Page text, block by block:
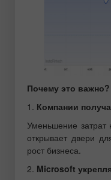
Почему это важно?
1. Компании
Уменьшение затрат
открывает двери
рост бизнеса.
2. Microsoft